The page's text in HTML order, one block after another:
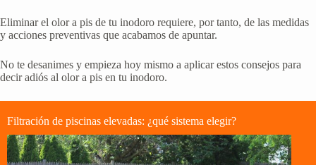
Eliminar el olor a pis de tu inodoro requiere, por tanto, de las medidas
y acciones preventivas que acabamos de apuntar.
No te desanimes y empieza hoy mismo a aplicar estos consejos para
decir adiós al olor a pis en tu inodoro.
Filtración de piscinas elevadas: ¿qué sistema elegir?